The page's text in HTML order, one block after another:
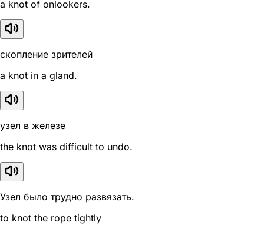
a knot of onlookers.
скопление зрителей
a knot in a gland.
узел в железе
the knot was difficult to undo.
Узел было трудно развязать.
to knot the rope tightly